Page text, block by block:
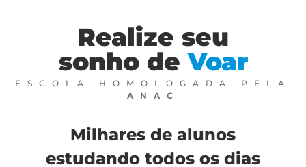
Realize seu
sonho deVoar
ESCOLA HOMOLOGADA PELA
ANAC
Milhares de alunos
estudando todos os dias